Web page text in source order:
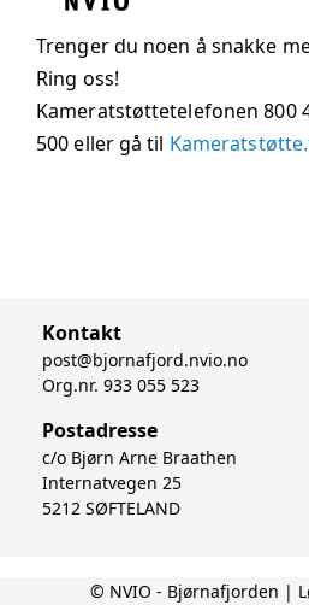
Trenger du noen å snakke
Ring oss!
Kameratstøttetelefonen 800
500 eller gå til
Kontakt
post@bjornafjord.nvio.no
Org.nr. 933 055 523
Postadresse
c/o Bjørn Arne Braathen
Internatvegen 25
5212 SØFTELAND
© NVIO - Bjørnafjorden |